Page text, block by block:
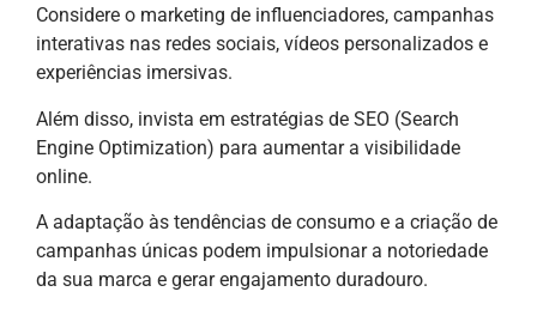
Considere o marketing de influenciadores, campanhas
interativas nas redes sociais, vídeos personalizados e
experiências imersivas.
Além disso, invista em estratégias de SEO (Search
Engine Optimization) para aumentar a visibilidade
online.
A adaptação às tendências de consumo e a criação de
campanhas únicas podem impulsionar a notoriedade
da sua marca e gerar engajamento duradouro.